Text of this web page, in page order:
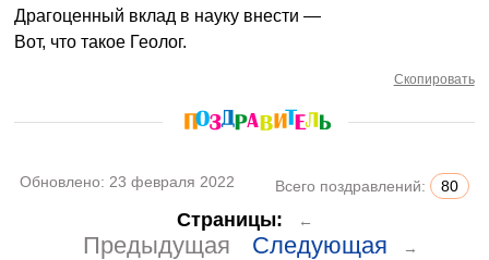
Драгоценный вклад в науку внести —
Вот, что такое Геолог.
Скопировать
Обновлено: 23 февраля 2022 Всего поздравлений: 80
Страницы: ←
Предыдущая Следующая →